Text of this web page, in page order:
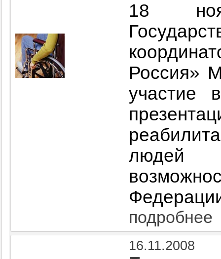
18
Россия»
участие
людей
подробнее
16.11.2008